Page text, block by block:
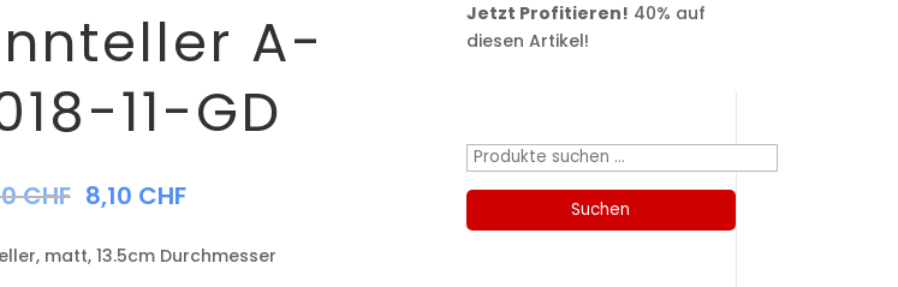
A-
11-GD
CHF 8,10 CHF
matt, 13.5cm Durchmesser
Jetzt Profitieren! 40% auf
diesen Artikel!
Suchen
Suchen